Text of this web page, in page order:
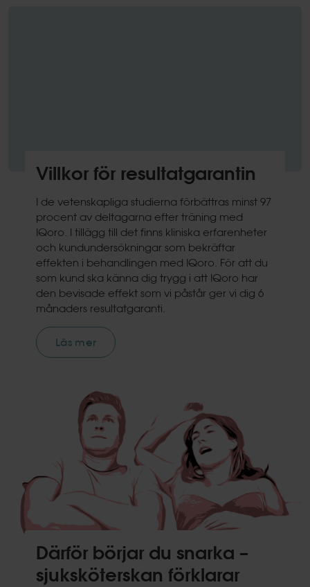
Villkor för resultatgarantin
I de vetenskapliga studierna förbättras minst 97
procent av deltagarna efter träning med
IQoro. I tillägg till det finns kliniska erfarenheter
och kundundersökningar som bekräftar
effekten i behandlingen med IQoro. För att du
som kund ska känna dig trygg i att IQoro har
den bevisade effekt som vi påstår ger vi dig 6
månaders resultatgaranti.
Läs mer
Därför börjar du snarka –
sjuksköterskan förklarar